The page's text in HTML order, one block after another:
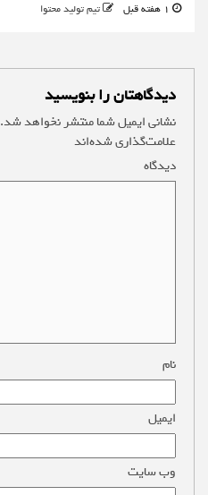
تیم تولید محتوا
دیدگاهتان را بنویسید
نشانی ایمیل شما منتشر نخواهد شد.
علامت‌گذاری شده‌اند
دیدگاه
نام
ایمیل
وب‌ سایت